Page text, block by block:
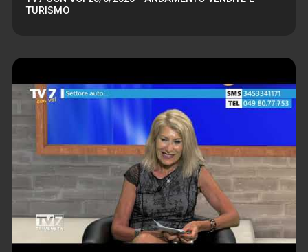
TURISMO